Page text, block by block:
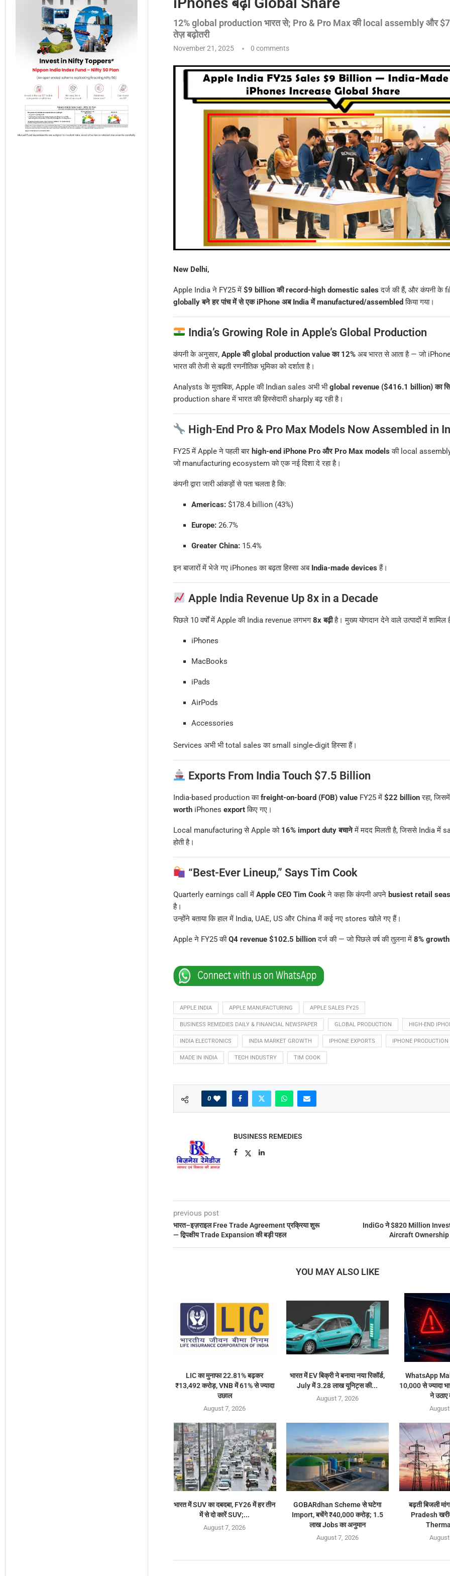
12% global production भारत से; Pro & Pro Max की local assembly और
तेज़ बढ़ोतरी
November 21, 2025 0 comments
New Delhi,
Apple India ने FY25 में $9 billion की record-high domestic sales दर्ज की हैं, और कंपनी के
globally बने हर पांच में से एक iPhone अब India में manufactured/assembled किया गया।
India’s Growing Role in Apple’s Global Production
कंपनी के अनुसार, Apple की global production value का 12%अब भारत से आता है — जो
भारत की तेजी से बढ़ती रणनीतिक भूमिका को दर्शाता है।
Analysts के मुताबिक, Apple की Indian sales अभी भीglobal revenue ($416.1 billion) का
production share में भारत की हिस्सेदारी sharply बढ़ रही है।
High-End Pro & Pro Max Models Now Assembled in
FY25 में Apple ने पहली बार high-end iPhone Pro और Pro Max models की local
जो manufacturing ecosystem को एक नई दिशा दे रहा है।
कंपनी द्वारा जारी आंकड़ों से पता चलता है कि:
Americas:$178.4 billion (43%)
Europe:26.7%
Greater China:15.4%
इन बाजारों में भेजे गए iPhones का बढ़ता हिस्सा अब India-made devices हैं।
Apple India Revenue Up 8x in a Decade
पिछले 10 वर्षों में Apple की India revenue लगभग 8x बढ़ीहै। मुख्य योगदान देने वाले उत्पादों में शामिल
iPhones
MacBooks
iPads
AirPods
Accessories
Services अभी भी total sales का small single-digit हिस्सा हैं।
Exports From India Touch $7.5 Billion
India-based production काfreight-on-board (FOB) valueFY25 में $22 billionरहा,
worthiPhones exportकिए गए।
Local manufacturing से Apple को 16% import duty बचानेमें मदद मिलती है, जिससे India में
होती है।
“Best-Ever Lineup,” Says Tim Cook
Quarterly earnings call में Apple CEO Tim Cookने कहा कि कंपनी अपने busiest retail
है।
उन्होंने बताया कि हाल में India, UAE, US और China में कई नए stores खोले गए हैं।
Apple ने FY25 कीQ4 revenue $102.5 billionदर्ज की — जो पिछले वर्ष की तुलना में 8% growth
APPLE INDIA APPLE MANUFACTURING APPLE SALES FY25
BUSINESS REMEDIES DAILY & FINANCIAL NEWSPAPER GLOBAL PRODUCTION HIGH-END
INDIA ELECTRONICS INDIA MARKET GROWTH IPHONE EXPORTS IPHONE PRODUCTION
MADE IN INDIA TECH INDUSTRY TIM COOK
0
BUSINESS REMEDIES
previous post
भारत–इज़राइल Free Trade Agreement प्रक्रिया शुरू
— द्विपक्षीय Trade Expansion की बड़ी पहल
IndiGo ने $820 Million
Aircraft Ownership
YOU MAY ALSO LIKE
LIC का मुनाफा 22.81% बढ़कर
₹13,492 करोड़, VNB में 61% से ज्यादा
उछाल
August 7, 2026
भारत में EV बिक्री ने बनाया नया रिकॉर्ड,
July में 3.28 लाख यूनिट्स की...
August 7, 2026
WhatsApp
10,000 से ज्यादा
ने
भारत में SUV का दबदबा, FY26 में हर तीन
में से दो कारें SUV;...
August 7, 2026
GOBARdhan Scheme से घटेगा
Import, बचेंगे ₹40,000 करोड़; 1.5
लाख Jobs का अनुमान
August 7, 2026
बढ़ती बिजली
Pradesh